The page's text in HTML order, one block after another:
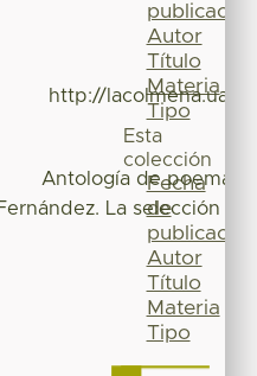
http://
Antología de poemas
La selección y
publicación
Autor
Título
Materia
Tipo
Esta
colección
Fecha
de
publicación
Autor
Título
Materia
Tipo